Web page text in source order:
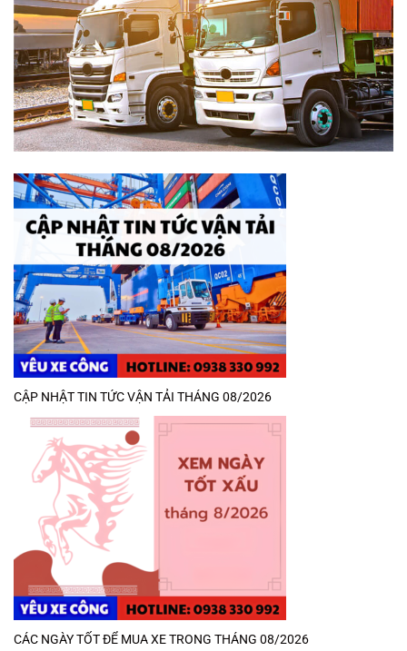
CẬP NHẬT TIN TỨC VẬN TẢI THÁNG 08/2026
CÁC NGÀY TỐT ĐỂ MUA XE TRONG THÁNG 08/2026